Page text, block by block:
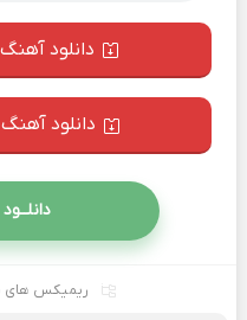
دانلود آهنگ
دانلود آهنگ
ریمیکس های